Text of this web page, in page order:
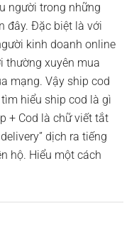
người trong những
đây. Đặc biệt là với
kinh doanh online
thường xuyên mua
mạng. Vậy ship cod
hiểu ship cod là gì
+ Cod là chữ viết tắt
dịch ra tiếng
hộ. Hiểu một cách